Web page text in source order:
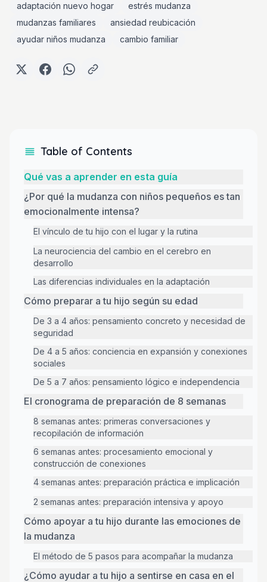
adaptación nuevo hogar
estrés mudanza
mudanzas familiares
ansiedad reubicación
ayudar niños mudanza
cambio familiar
Table of Contents
Qué vas a aprender en esta guía
¿Por qué la mudanza con niños pequeños es tan
emocionalmente intensa?
El vínculo de tu hijo con el lugar y la rutina
La neurociencia del cambio en el cerebro en
desarrollo
Las diferencias individuales en la adaptación
Cómo preparar a tu hijo según su edad
De 3 a 4 años: pensamiento concreto y necesidad de
seguridad
De 4 a 5 años: conciencia en expansión y conexiones
sociales
De 5 a 7 años: pensamiento lógico e independencia
El cronograma de preparación de 8 semanas
8 semanas antes: primeras conversaciones y
recopilación de información
6 semanas antes: procesamiento emocional y
construcción de conexiones
4 semanas antes: preparación práctica e implicación
2 semanas antes: preparación intensiva y apoyo
Cómo apoyar a tu hijo durante las emociones de
la mudanza
El método de 5 pasos para acompañar la mudanza
¿Cómo ayudar a tu hijo a sentirse en casa en el